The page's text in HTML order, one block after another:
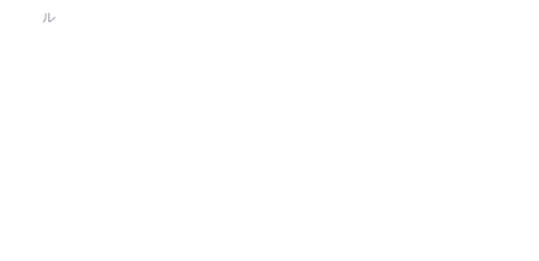
ル